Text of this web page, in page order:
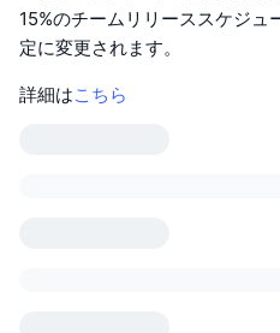
15%のチームリリーススケジ
定に変更されます。
詳細はこちら